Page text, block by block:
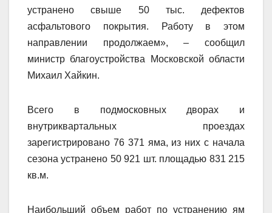
устранено свыше 50 тыс. дефектов
асфальтового покрытия. Работу в этом
направлении продолжаем», – сообщил
министр благоустройства Московской области
Михаил Хайкин.
Всего в подмосковных дворах и
внутриквартальных проездах
зарегистрировано 76 371 яма, из них с начала
сезона устранено 50 921 шт. площадью 831 215
кв.м.
Наибольший объем работ по устранению ям